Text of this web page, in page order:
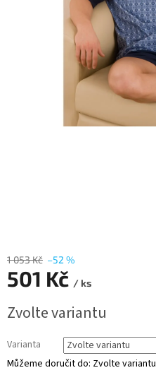
1 053 Kč –52 %
501 Kč / ks
cena:
Zvolte variantu
Varianta
Můžeme doručit do: Zvolte variantu